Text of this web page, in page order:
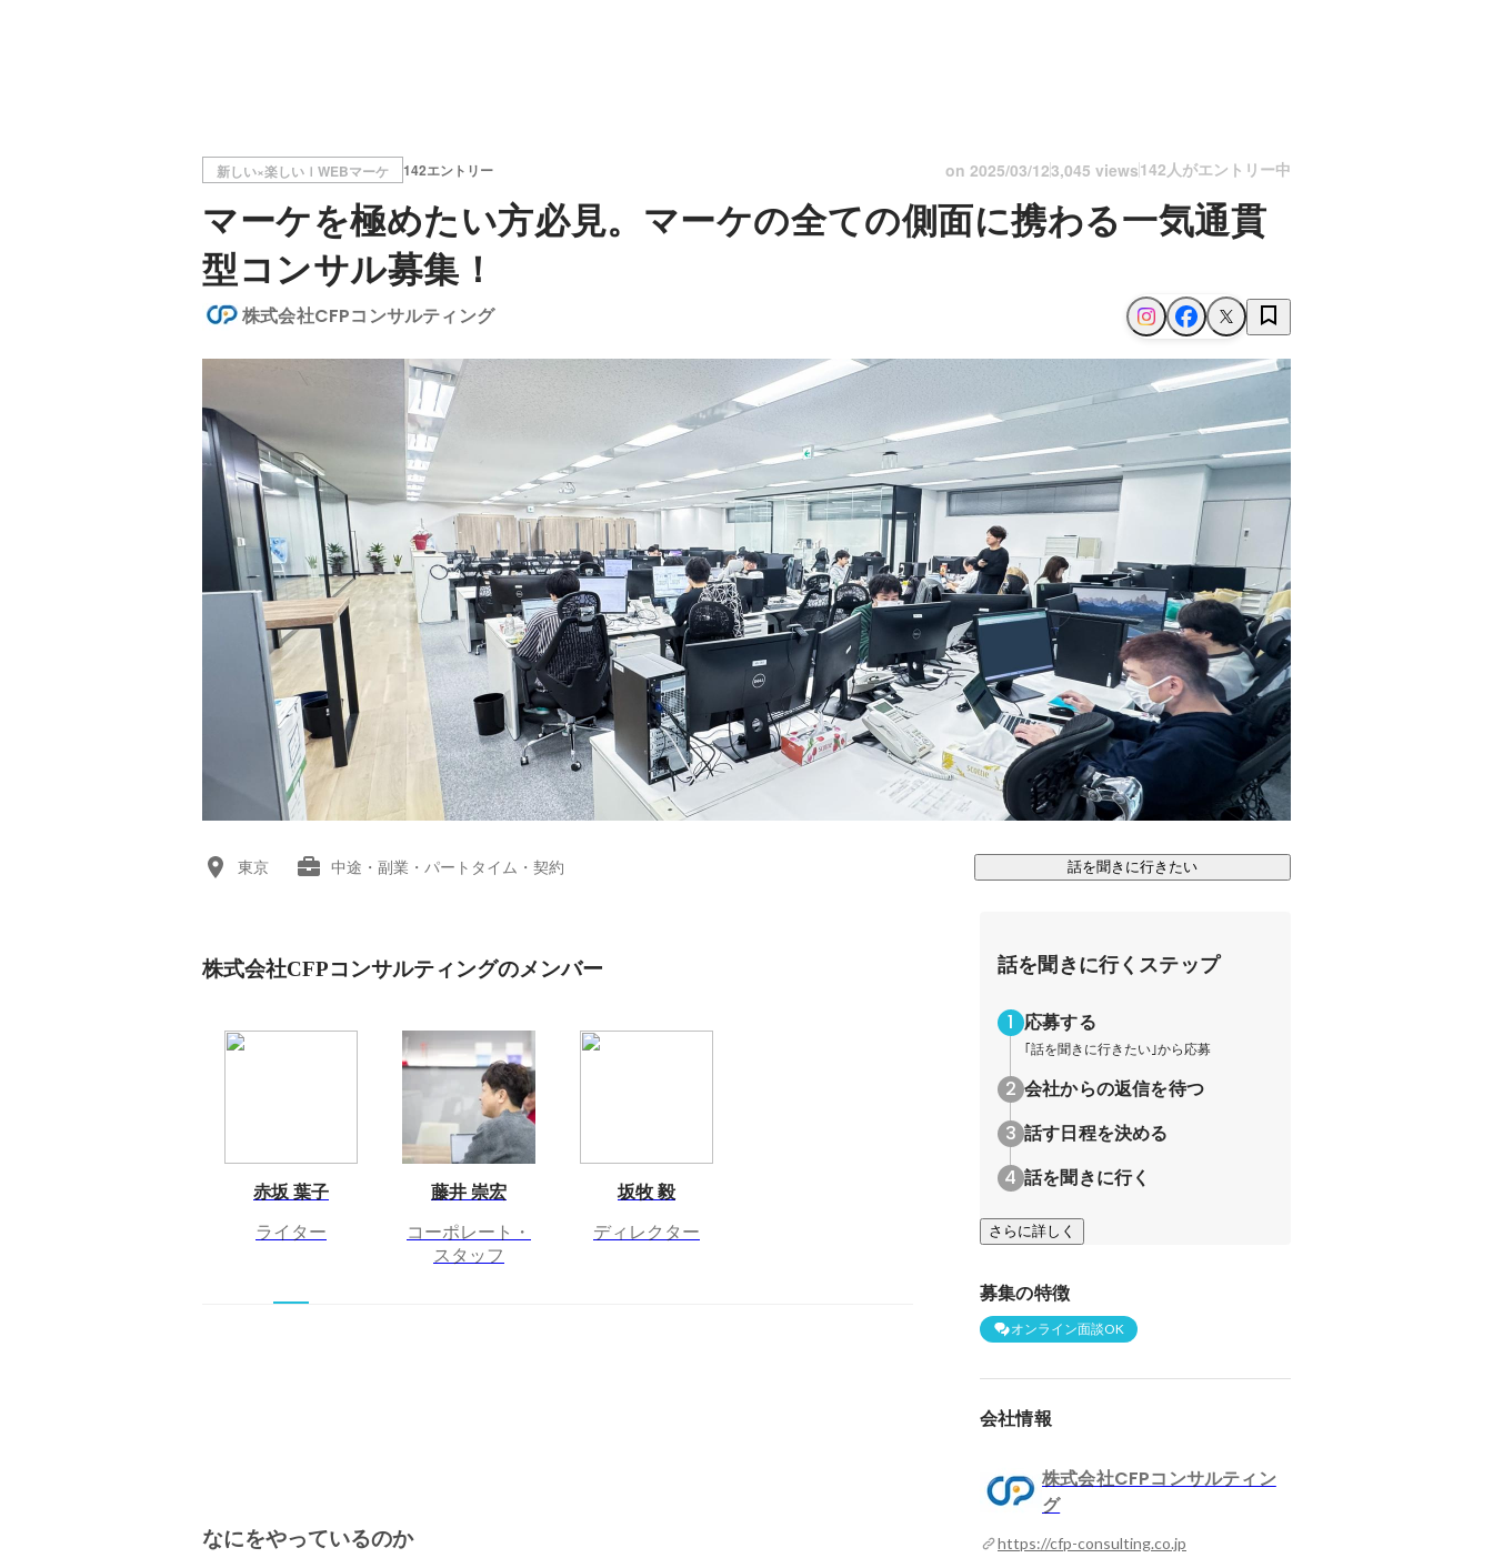
新しい×楽しいｌWEBマーケ 142エントリー on 2025/03/123,045 views142人がエントリー中
マーケを極めたい方必見。マーケの全ての側面に携わる一気通貫
型コンサル募集！
株式会社CFPコンサルティング
東京 中途・副業・パートタイム・契約 話を聞きに行きたい
株式会社CFPコンサルティングのメンバー
赤坂 葉子
ライター
藤井 崇宏
コーポレート・
スタッフ
坂牧 毅
ディレクター
なにをやっているのか
話を聞きに行くステップ
応募する
｢話を聞きに行きたい｣から応募
会社からの返信を待つ
話す日程を決める
話を聞きに行く
さらに詳しく
募集の特徴
オンライン面談OK
会社情報
株式会社CFPコンサルティン
グ
https://cfp-consulting.co.jp